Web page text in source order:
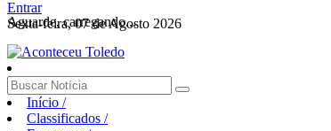
Aguarde, carregando...
Entrar
Sexta-feira, 07 de Agosto 2026
Início /
Classificados /